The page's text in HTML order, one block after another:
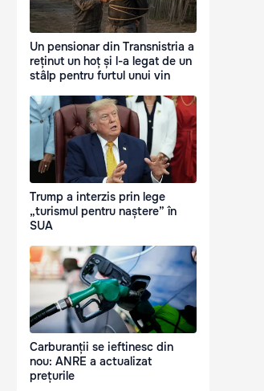
Un pensionar din Transnistria a
reținut un hoț și l-a legat de un
stâlp pentru furtul unui vin
Trump a interzis prin lege
„turismul pentru naștere” în
SUA
Carburanții se ieftinesc din
nou: ANRE a actualizat
prețurile